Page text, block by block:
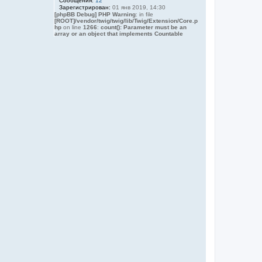
Зарегистрирован: 01 янв 2019, 14:30
[phpBB Debug] PHP Warning: in file
[ROOT]/vendor/twig/twig/lib/Twig/Extension/Core.p
hpon line 1266: count(): Parameter must be an
array or an object that implements Countable